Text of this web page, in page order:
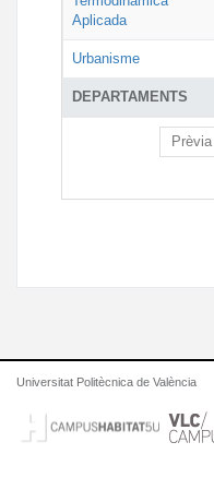
DEPARTAMENTS
Aplicada
Urbanisme
Prèvia
Universitat Politècnica de València